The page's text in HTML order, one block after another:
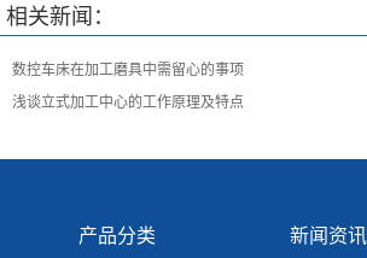
相关新闻：
数控车床在加工磨具中需留心的事项
浅谈立式加工中心的工作原理及特点
产品分类 新闻资讯